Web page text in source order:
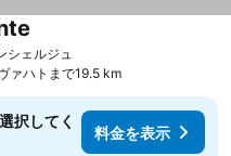
シェルジュ
ァハトまで19.5 km
択してく
料金を表示